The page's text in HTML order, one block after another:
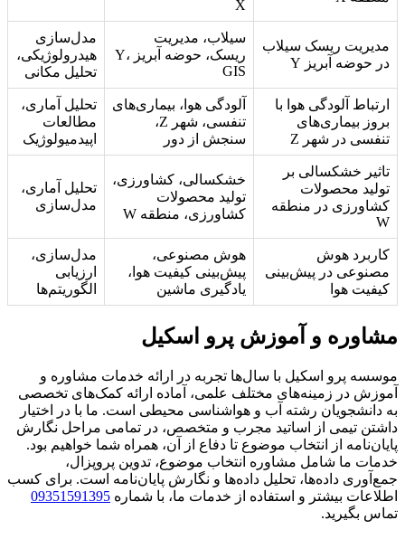
X
مدیریت ریسک سیلاب
در حوضه آبریز Y
سیلاب، مدیریت
ریسک، حوضه آبریز Y،
GIS
مدل‌سازی
هیدرولوژیکی،
تحلیل مکانی
ارتباط آلودگی هوا با
بروز بیماری‌های
تنفسی در شهر Z
آلودگی هوا، بیماری‌های
تنفسی، شهر Z،
سنجش از دور
تحلیل آماری،
مطالعات
اپیدمیولوژیک
تاثیر خشکسالی بر
تولید محصولات
کشاورزی در منطقه
W
خشکسالی، کشاورزی،
تولید محصولات
کشاورزی، منطقه W
تحلیل آماری،
مدل‌سازی
کاربرد هوش
مصنوعی در پیش‌بینی
کیفیت هوا
هوش مصنوعی،
پیش‌بینی کیفیت هوا،
یادگیری ماشین
مدل‌سازی،
ارزیابی
الگوریتم‌ها
مشاوره و آموزش پرو اسکیل
موسسه پرو اسکیل با سال‌ها تجربه در ارائه خدمات مشاوره و
آموزش در زمینه‌های مختلف علمی، آماده ارائه کمک‌های تخصصی
به دانشجویان رشته آب و هواشناسی محیطی است. ما با در اختیار
داشتن تیمی از اساتید مجرب و متخصص، در تمامی مراحل نگارش
پایان‌نامه از انتخاب موضوع تا دفاع از آن، همراه شما خواهیم بود.
خدمات ما شامل مشاوره انتخاب موضوع، تدوین پروپزال،
جمع‌آوری داده‌ها، تحلیل داده‌ها و نگارش پایان‌نامه است. برای کسب
اطلاعات بیشتر و استفاده از خدمات ما، با شماره 09351591395
تماس بگیرید.